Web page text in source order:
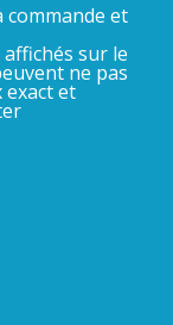
commande et
sur le
ne pas
et